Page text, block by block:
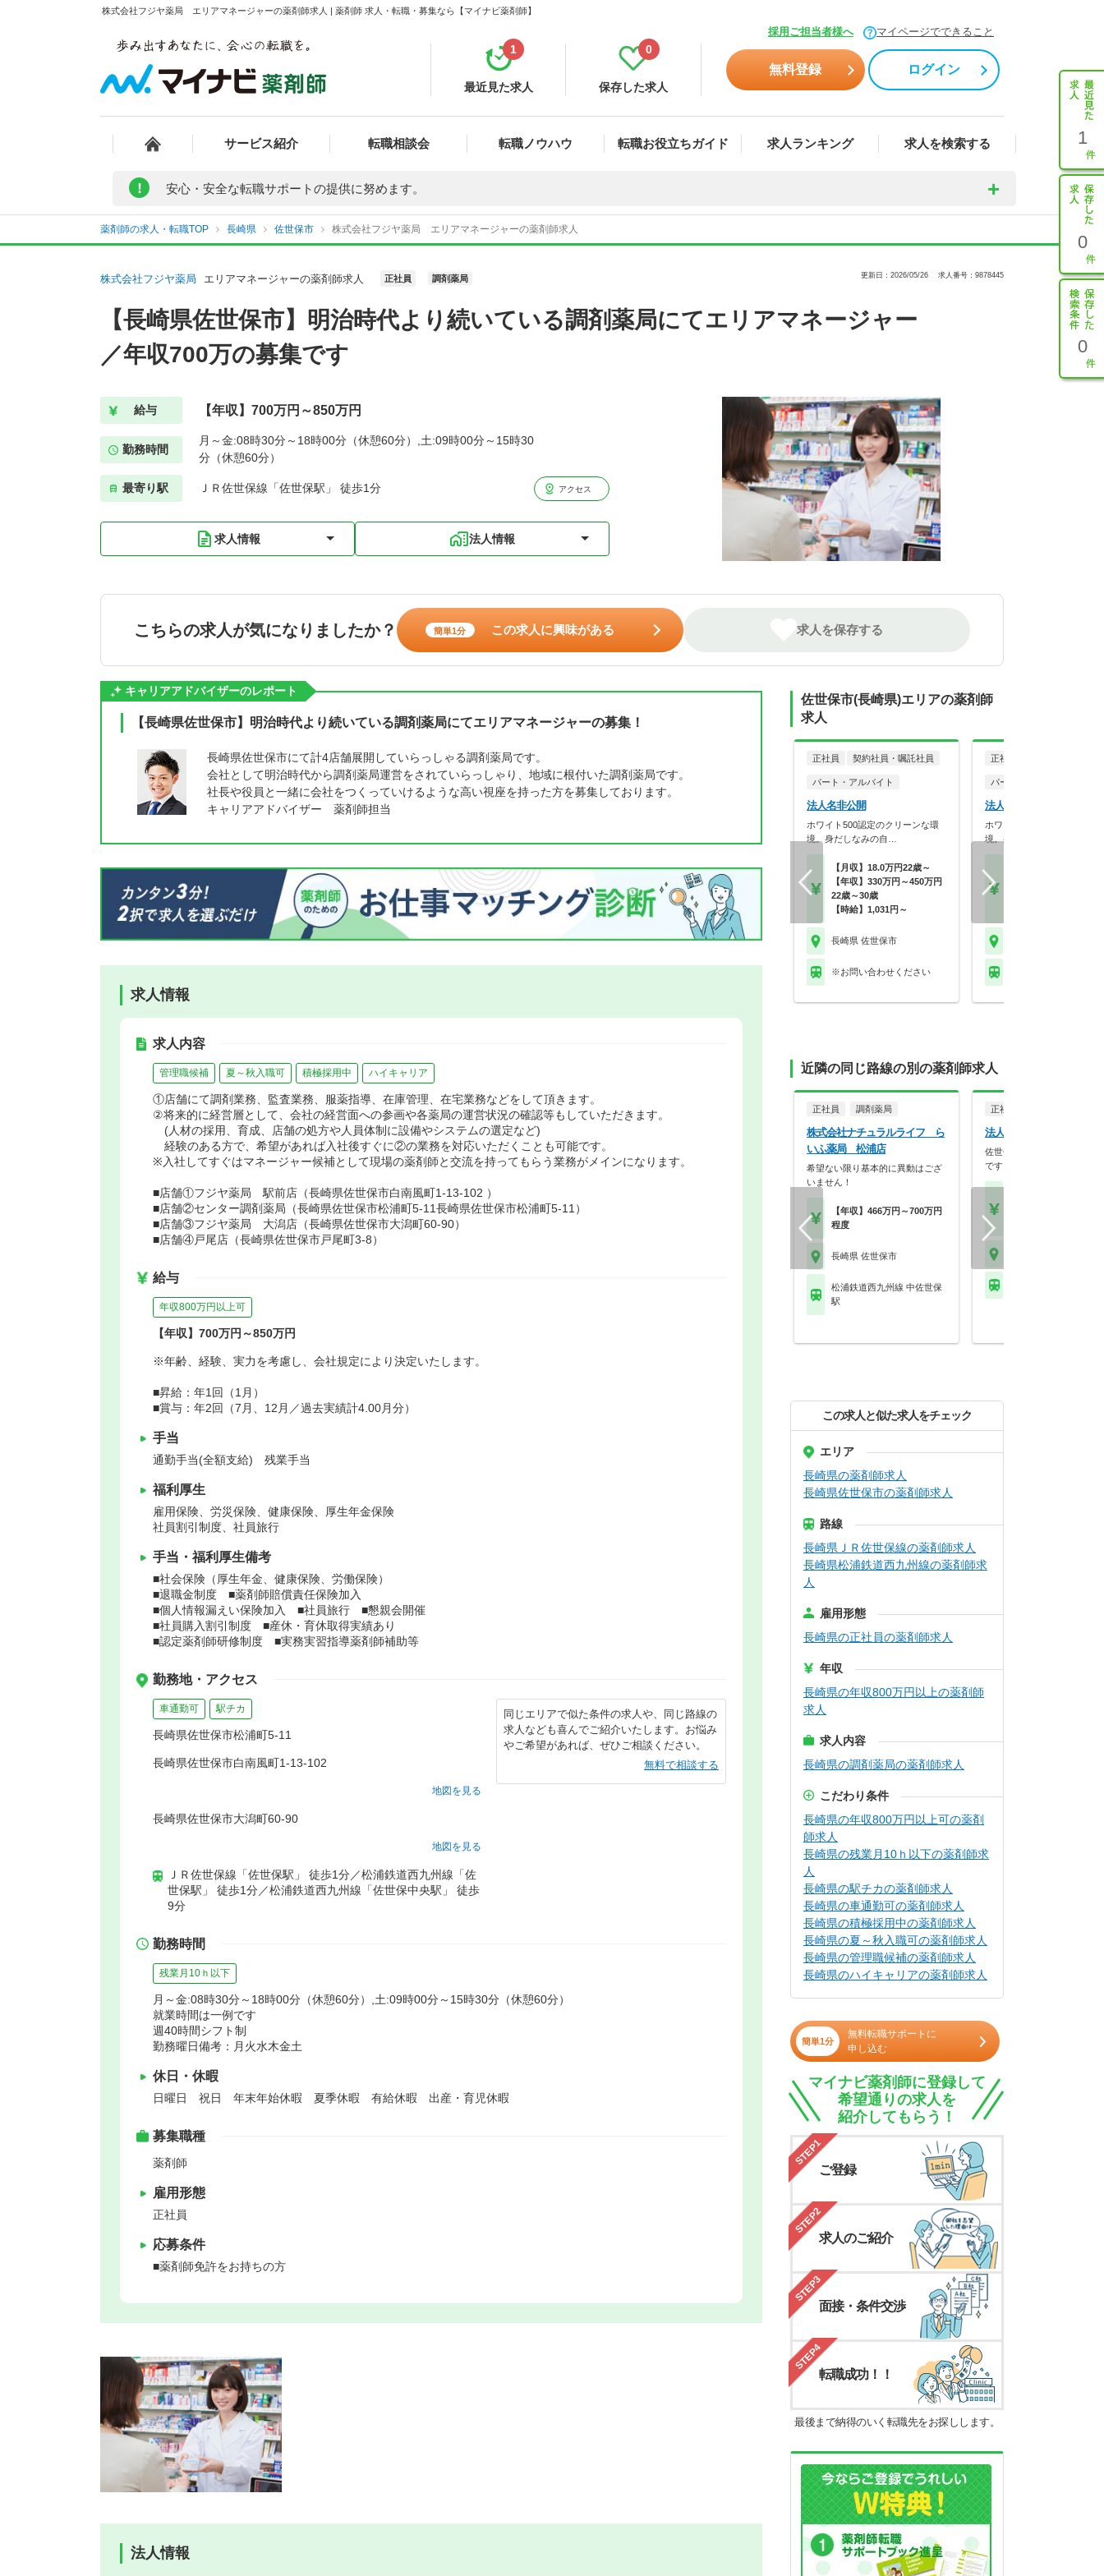
株式会社フジヤ薬局 エリアマネージャーの薬剤師求人 | 薬剤師 求人・転職・募集なら【マイナビ薬剤師】
採用ご担当者様へ マイページでできること
最近見た求人
1
保存した求人
0
無料登録 ログイン
サービス紹介 転職相談会 転職ノウハウ 転職お役立ちガイド 求人ランキング 求人を検索する 1
0
0
! 安心・安全な転職サポートの提供に努めます。
薬剤師の求人・転職TOP 長崎県 佐世保市 株式会社フジヤ薬局 エリアマネージャーの薬剤師求人
株式会社フジヤ薬局 エリアマネージャーの薬剤師求人 正社員 調剤薬局 更新日：2026/05/26 求人番号：9878445
【長崎県佐世保市】明治時代より続いている調剤薬局にてエリアマネージャー
／年収700万の募集です
給与 【年収】700万円～850万円
勤務時間
月～金:08時30分～18時00分（休憩60分）,土:09時00分～15時30
分（休憩60分）
最寄り駅 ＪＲ佐世保線「佐世保駅」 徒歩1分 アクセス
求人情報 法人情報
こちらの求人が気になりましたか？ 簡単1分 この求人に興味がある 求人を保存する
キャリアアドバイザーのレポート
【長崎県佐世保市】明治時代より続いている調剤薬局にてエリアマネージャーの募集！
長崎県佐世保市にて計4店舗展開していらっしゃる調剤薬局です。
会社として明治時代から調剤薬局運営をされていらっしゃり、地域に根付いた調剤薬局です。
社長や役員と一緒に会社をつくっていけるような高い視座を持った方を募集しております。
キャリアアドバイザー 薬剤師担当
求人情報
求人内容
管理職候補 夏～秋入職可 積極採用中 ハイキャリア
①店舗にて調剤業務、監査業務、服薬指導、在庫管理、在宅業務などをして頂きます。
②将来的に経営層として、会社の経営面への参画や各薬局の運営状況の確認等もしていただきます。
(人材の採用、育成、店舗の処方や人員体制に設備やシステムの選定など)
経験のある方で、希望があれば入社後すぐに②の業務を対応いただくことも可能です。
※入社してすぐはマネージャー候補として現場の薬剤師と交流を持ってもらう業務がメインになります。
■店舗①フジヤ薬局 駅前店（長崎県佐世保市白南風町1-13-102 ）
■店舗②センター調剤薬局（長崎県佐世保市松浦町5-11長崎県佐世保市松浦町5-11）
■店舗③フジヤ薬局 大潟店（長崎県佐世保市大潟町60-90）
■店舗④戸尾店（長崎県佐世保市戸尾町3-8）
給与
年収800万円以上可
【年収】700万円～850万円
※年齢、経験、実力を考慮し、会社規定により決定いたします。
■昇給：年1回（1月）
■賞与：年2回（7月、12月／過去実績計4.00月分）
手当
通勤手当(全額支給) 残業手当
福利厚生
雇用保険、労災保険、健康保険、厚生年金保険
社員割引制度、社員旅行
手当・福利厚生備考
■社会保険（厚生年金、健康保険、労働保険）
■退職金制度 ■薬剤師賠償責任保険加入
■個人情報漏えい保険加入 ■社員旅行 ■懇親会開催
■社員購入割引制度 ■産休・育休取得実績あり
■認定薬剤師研修制度 ■実務実習指導薬剤師補助等
勤務地・アクセス
車通勤可 駅チカ
長崎県佐世保市松浦町5-11
長崎県佐世保市白南風町1-13-102
地図を見る
長崎県佐世保市大潟町60-90
地図を見る
ＪＲ佐世保線「佐世保駅」 徒歩1分／松浦鉄道西九州線「佐
世保駅」 徒歩1分／松浦鉄道西九州線「佐世保中央駅」 徒歩
9分
同じエリアで似た条件の求人や、同じ路線の
求人なども喜んでご紹介いたします。お悩み
やご希望があれば、ぜひご相談ください。
無料で相談する
勤務時間
残業月10ｈ以下
月～金:08時30分～18時00分（休憩60分）,土:09時00分～15時30分（休憩60分）
就業時間は一例です
週40時間シフト制
勤務曜日備考：月火水木金土
休日・休暇
日曜日 祝日 年末年始休暇 夏季休暇 有給休暇 出産・育児休暇
募集職種
薬剤師
雇用形態
正社員
応募条件
■薬剤師免許をお持ちの方
法人情報
佐世保市(長崎県)エリアの薬剤師
求人
正社員 契約社員・嘱託社員
パート・アルバイト
法人名非公開
ホワイト500認定のクリーンな環
境。身だしなみの自…
【月収】18.0万円22歳～
【年収】330万円～450万円
22歳～30歳
【時給】1,031円～
長崎県 佐世保市
※お問い合わせください
正社員
パート・アルバイト
法人名非公開
ホワイト500認定のクリーン
境。身だしなみの自…
近隣の同じ路線の別の薬剤師求人
正社員 調剤薬局
株式会社ナチュラルライフ ら
いふ薬局 松浦店
希望ない限り基本的に異動はござ
いません！
【年収】466万円～700万円
程度
長崎県 佐世保市
松浦鉄道西九州線 中佐世保
駅
正社員
法人名非公開
佐世保市の急性期病院で増員
です。
この求人と似た求人をチェック
エリア
長崎県の薬剤師求人
長崎県佐世保市の薬剤師求人
路線
長崎県ＪＲ佐世保線の薬剤師求人
長崎県松浦鉄道西九州線の薬剤師求
人
雇用形態
長崎県の正社員の薬剤師求人
年収
長崎県の年収800万円以上の薬剤師
求人
求人内容
長崎県の調剤薬局の薬剤師求人
こだわり条件
長崎県の年収800万円以上可の薬剤
師求人
長崎県の残業月10ｈ以下の薬剤師求
人
長崎県の駅チカの薬剤師求人
長崎県の車通勤可の薬剤師求人
長崎県の積極採用中の薬剤師求人
長崎県の夏～秋入職可の薬剤師求人
長崎県の管理職候補の薬剤師求人
長崎県のハイキャリアの薬剤師求人
簡単1分
無料転職サポートに
申し込む
マイナビ薬剤師に登録して
希望通りの求人を
紹介してもらう！
STEP1
ご登録
STEP2
求人のご紹介
STEP3
面接・条件交渉
STEP4
転職成功！！
最後まで納得のいく転職先をお探しします。